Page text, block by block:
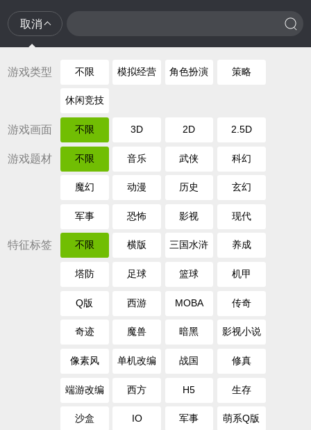
取消
游戏类型 不限 模拟经营 角色扮演 策略
休闲竞技
游戏画面 不限 3D 2D 2.5D
游戏题材 不限 音乐 武侠 科幻
魔幻 动漫 历史 玄幻
军事 恐怖 影视 现代
特征标签 不限 横版 三国水浒 养成
塔防 足球 篮球 机甲
Q版 西游 MOBA 传奇
奇迹 魔兽 暗黑 影视小说
像素风 单机改编 战国 修真
端游改编 西方 H5 生存
沙盒 IO 军事 萌系Q版